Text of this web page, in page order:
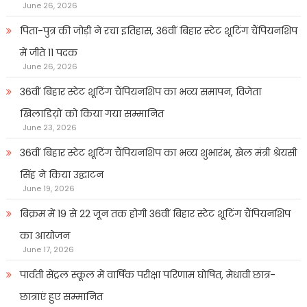
June 26, 2026
पिता-पुत्र की जोड़ी ने रचा इतिहास, 36वीं बिहार स्टेट शूटिंग चैंपियनशिप
में जीते 11 पदक
June 26, 2026
36वीं बिहार स्टेट शूटिंग चैंपियनशिप का भव्य समापन, विजेता
खिलाडिय़ों को किया गया सम्मानित
June 23, 2026
36वीं बिहार स्टेट शूटिंग चैंपियनशिप का भव्य शुभारंभ, खेल मंत्री श्रेयसी
सिंह ने किया उद्घाटन
June 19, 2026
बिक्रम में 19 से 22 जून तक होगी 36वीं बिहार स्टेट शूटिंग चैंपियनशिप
का आयोजन
June 17, 2026
पार्वती सेंट्रल स्कूल में वार्षिक परीक्षा परिणाम घोषित, मेधावी छात्र-
छात्राएं हुए सम्मानित